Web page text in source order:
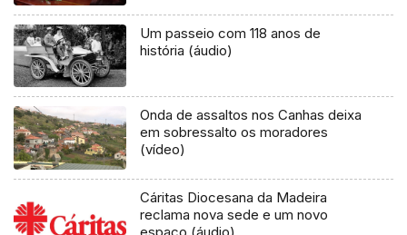
Um passeio com 118 anos de
história (áudio)
Onda de assaltos nos Canhas deixa
em sobressalto os moradores
(vídeo)
Cáritas Diocesana da Madeira
reclama nova sede e um novo